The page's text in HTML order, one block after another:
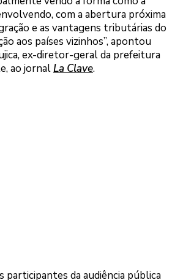
com a abertura próxima
e as vantagens tributárias do
aos países vizinhos”, apontou
ex-diretor-geral da prefeitura
ao jornalLa Clave.
participantes da audiência pública